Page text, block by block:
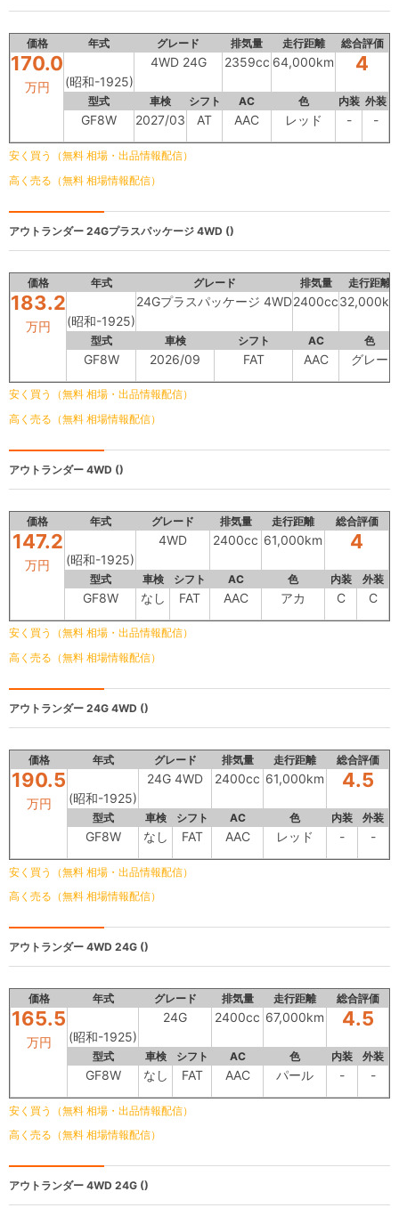
価格 年式 グレード 排気量 走行距離 総合評価
170.0
万円 (昭和-1925)
4WD 24G 2359cc 64,000km 4
型式 車検 シフト AC 色 内装 外装
GF8W 2027/03 AT AAC レッド - -
安く買う（無料 相場・出品情報配信）
高く売る（無料 相場情報配信）
アウトランダー 24Gプラスパッケージ 4WD ()
価格 年式 グレード 排気量 走行距離
183.2
万円 (昭和-1925)
24Gプラスパッケージ 4WD2400cc32,000km
型式 車検 シフト AC 色
GF8W 2026/09 FAT AAC グレー
安く買う（無料 相場・出品情報配信）
高く売る（無料 相場情報配信）
アウトランダー 4WD ()
価格 年式 グレード 排気量 走行距離 総合評価
147.2
万円 (昭和-1925)
4WD 2400cc 61,000km 4
型式 車検 シフト AC 色 内装 外装
GF8W なし FAT AAC アカ C C
安く買う（無料 相場・出品情報配信）
高く売る（無料 相場情報配信）
アウトランダー 24G 4WD ()
価格 年式 グレード 排気量 走行距離 総合評価
190.5
万円 (昭和-1925)
24G 4WD 2400cc 61,000km 4.5
型式 車検 シフト AC 色 内装 外装
GF8W なし FAT AAC レッド - -
安く買う（無料 相場・出品情報配信）
高く売る（無料 相場情報配信）
アウトランダー 4WD 24G ()
価格 年式 グレード 排気量 走行距離 総合評価
165.5
万円 (昭和-1925)
24G 2400cc 67,000km 4.5
型式 車検 シフト AC 色 内装 外装
GF8W なし FAT AAC パール - -
安く買う（無料 相場・出品情報配信）
高く売る（無料 相場情報配信）
アウトランダー 4WD 24G ()